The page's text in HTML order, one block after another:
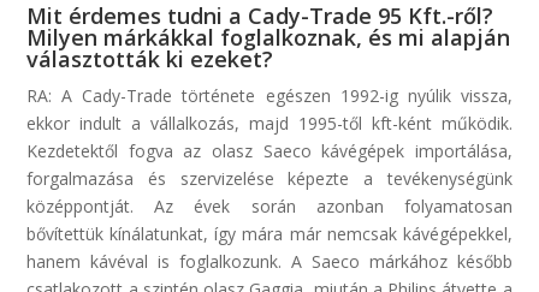
Mit érdemes tudni a Cady-Trade 95 Kft.-ről?
Milyen márkákkal foglalkoznak, és mi alapján
választották ki ezeket?
RA: A Cady-Trade története egészen 1992-ig nyúlik vissza,
ekkor indult a vállalkozás, majd 1995-től kft-ként működik.
Kezdetektől fogva az olasz Saeco kávégépek importálása,
forgalmazása és szervizelése képezte a tevékenységünk
középpontját. Az évek során azonban folyamatosan
bővítettük kínálatunkat, így mára már nemcsak kávégépekkel,
hanem kávéval is foglalkozunk. A Saeco márkához később